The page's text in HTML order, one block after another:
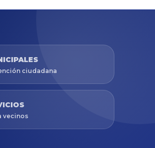
ciudadana
vecinos